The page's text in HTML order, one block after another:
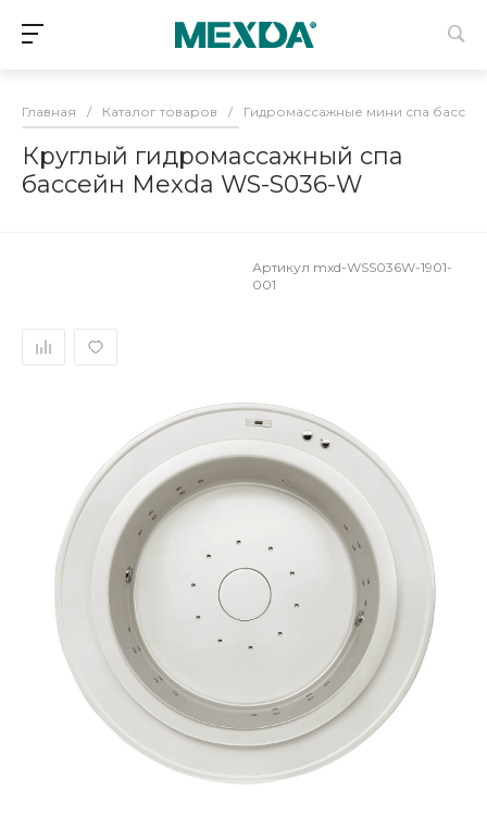
Главная / Каталог товаров / Гидромассажные мини спа
Круглый гидромассажный спа
бассейн Mexda WS-S036-W
Артикул mxd-WSS036W-1901-
001